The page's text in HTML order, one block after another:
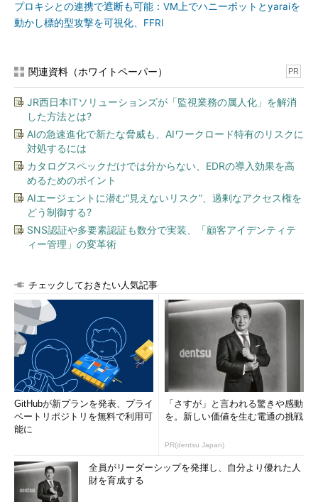
プロキシとの連携で遮断も可能：VM上でハニーポットとyaraiを
動かし標的型攻撃を可視化、FFRI
関連資料（ホワイトペーパー） PR
JR西日本ITソリューションズが「監視業務の属人化」を解消
した方法とは?
AIの急速進化で新たな脅威も、AIワークロード特有のリスクに
対処するには
カタログスペックだけでは分からない、EDRの導入効果を高
めるためのポイント
AIエージェントに潜む“見えないリスク”、過剰なアクセス権を
どう制御する?
SNS認証や多要素認証も数分で実装、「顧客アイデンティテ
ィー管理」の変革術
チェックしておきたい人気記事
GitHubが新プランを発表、プライ
ベートリポジトリを無料で利用可
能に
「さすが」と言われる驚きや感動
を。新しい価値を生む電通の挑戦
PR(dentsu Japan)
全員がリーダーシップを発揮し、自分より優れた人
財を育成する